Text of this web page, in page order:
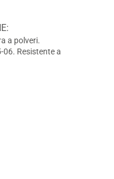
a polveri.
06. Resistente a